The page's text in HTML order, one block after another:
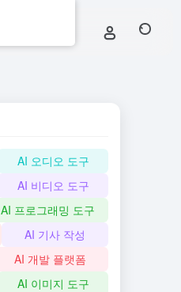
AI 오디오 도구
AI 비디오 도구
AI 프로그래밍 도구
AI 기사 작성
AI 개발 플랫폼
AI 이미지 도구